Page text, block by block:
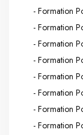
- Formation
- Formation
- Formation
- Formation
- Formation
- Formation
- Formation
- Formation